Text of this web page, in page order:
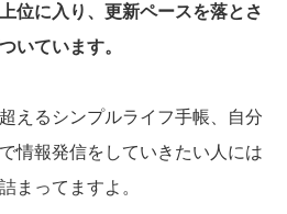
位に入り、更新ペースを落とさ
いています。
えるシンプルライフ手帳、自分
情報発信をしていきたい人には
まってますよ。